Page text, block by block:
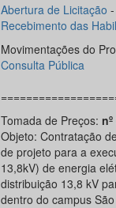
Abertura de Licitação
Recebimento das
Movimentações do
Consulta Pública
Tomada de Preços:
Objeto: Contratação
de projeto para a
13,8kV) de energia
distribuição 13,8 kV
dentro do campus